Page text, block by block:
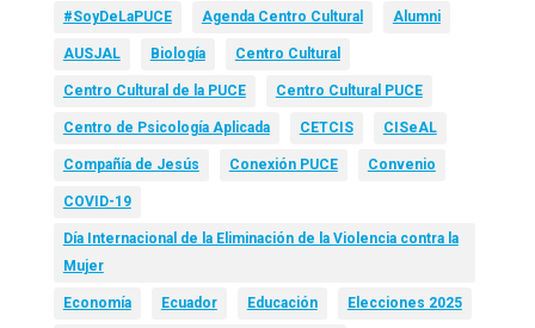
#SoyDeLaPUCE Agenda Centro Cultural Alumni
AUSJAL Biología Centro Cultural
Centro Cultural de la PUCE Centro Cultural PUCE
Centro de Psicología Aplicada CETCIS CISeAL
Compañía de Jesús Conexión PUCE Convenio
COVID-19
Día Internacional de la Eliminación de la Violencia contra la
Mujer
Economía Ecuador Educación Elecciones 2025